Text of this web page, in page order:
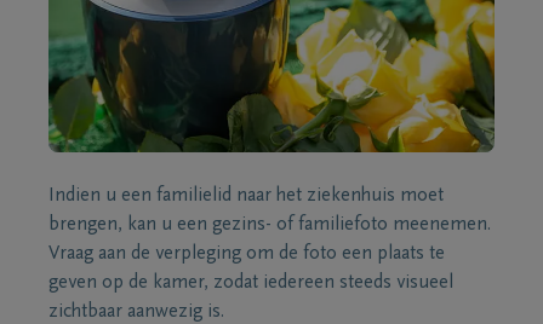
Indien u een familielid naar het ziekenhuis moet
brengen, kan u een gezins- of familiefoto meenemen.
Vraag aan de verpleging om de foto een plaats te
geven op de kamer, zodat iedereen steeds visueel
zichtbaar aanwezig is.